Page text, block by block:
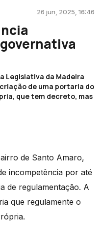
26 jun, 2025, 16:46
Legislativa da Madeira
de uma portaria do
que tem decreto, mas
de Santo Amaro,
incompetência por até
de regulamentação. A
que regulamente o